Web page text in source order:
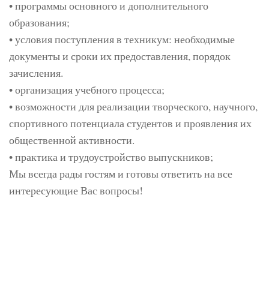
• программы основного и дополнительного
образования;
• условия поступления в техникум: необходимые
документы и сроки их предоставления, порядок
зачисления.
• организация учебного процесса;
• возможности для реализации творческого, научного,
спортивного потенциала студентов и проявления их
общественной активности.
• практика и трудоустройство выпускников;
Мы всегда рады гостям и готовы ответить на все
интересующие Вас вопросы!